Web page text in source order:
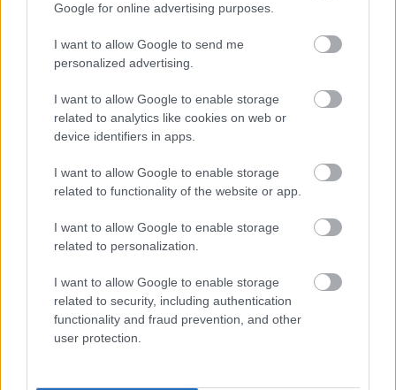
Google for online advertising purposes.
I want to allow Google to send me
personalized advertising.
I want to allow Google to enable storage
related to analytics like cookies on web or
device identifiers in apps.
I want to allow Google to enable storage
related to functionality of the website or app.
I want to allow Google to enable storage
related to personalization.
I want to allow Google to enable storage
related to security, including authentication
functionality and fraud prevention, and other
user protection.
Τρίτη, 27 Οκτωβρίου 2009, 18:32
Γιόγκα και τάι τσι για καλύτερη υγεία
Η εικοσάλεπτη καθημερινή αφιέρωση στη γιόγκα ή το τάι τσι
οδηγεί σε μειωμένο στρες, αίσθηση ηρεμίας και γαλήνης και
άλλα οφέλη στην υγεία.